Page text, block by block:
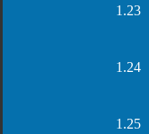
1.23
1.24
1.25